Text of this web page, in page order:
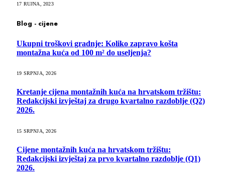
17 RUJNA, 2023
Blog - cijene
Ukupni troškovi gradnje: Koliko zapravo košta
montažna kuća od 100 m² do useljenja?
19 SRPNJA, 2026
Kretanje cijena montažnih kuća na hrvatskom tržištu:
Redakcijski izvještaj za drugo kvartalno razdoblje (Q2)
2026.
15 SRPNJA, 2026
Cijene montažnih kuća na hrvatskom tržištu:
Redakcijski izvještaj za prvo kvartalno razdoblje (Q1)
2026.